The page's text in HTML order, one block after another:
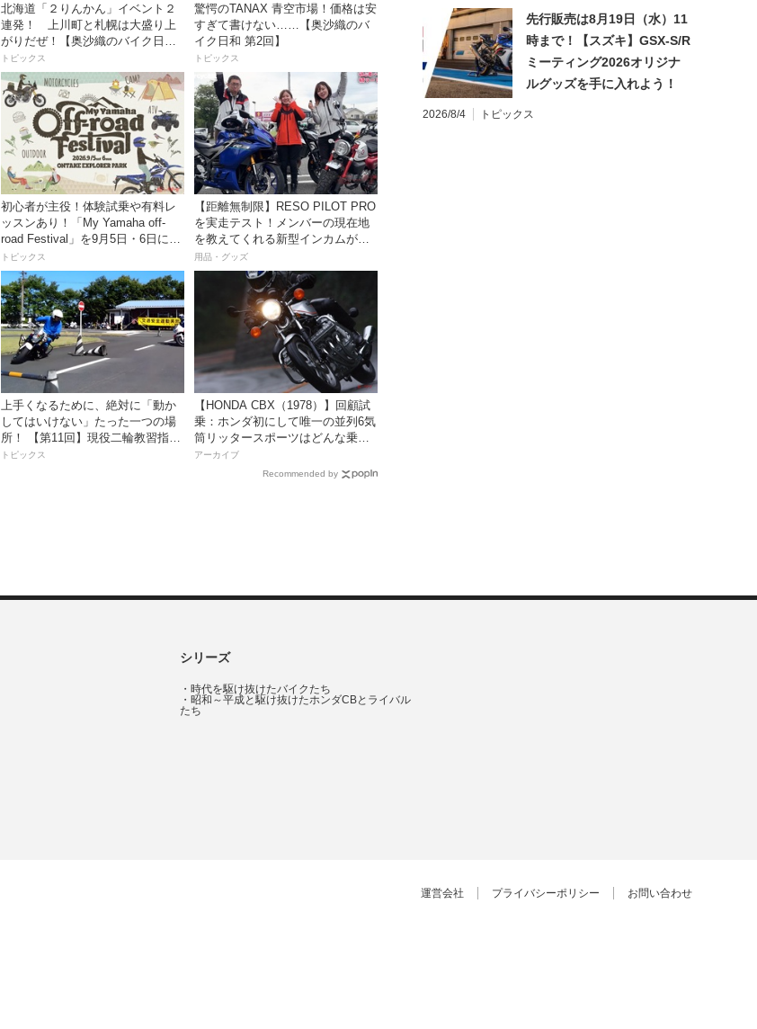
北海道「２りんかん」イベント２
連発！ 上川町と札幌は大盛り上
がりだぜ！【奥沙織のバイク日和
第3回】
トピックス
驚愕のTANAX 青空市場！価格は安
すぎて書けない……【奥沙織のバ
イク日和 第2回】
トピックス
初心者が主役！体験試乗や有料レ
ッスンあり！「My Yamaha off-
road Festival」を9月5日・6日にオ
ンタケエクスプローラーパークで
実施！
トピックス
【距離無制限】RESO PILOT PRO
を実走テスト！メンバーの現在地
を教えてくれる新型インカムがめ
っちゃ便利な３つの理由【動画付
き】
用品・グッズ
上手くなるために、絶対に「動か
してはいけない」たった一つの場
所！ 【第11回】現役二輪教習指導
員YouTuberばくのライテク講座
トピックス
【HONDA CBX（1978）】回顧試
乗：ホンダ初にして唯一の並列6気
筒リッタースポーツはどんな乗り
味だったのか？
アーカイブ
Recommended by
先行販売は8月19日（水）11
時まで！【スズキ】GSX-S/R
ミーティング2026オリジナ
ルグッズを手に入れよう！
2026/8/4 トピックス
シリーズ
・ 時代を駆け抜けたバイクたち
・ 昭和～平成と駆け抜けたホンダCBとライバル
たち
運営会社 プライバシーポリシー お問い合わせ